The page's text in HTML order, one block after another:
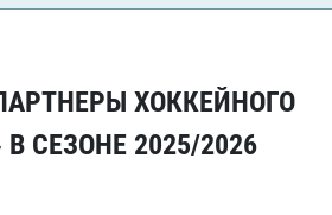
ХОККЕЙНОГО
СЕЗОНЕ 2025/2026